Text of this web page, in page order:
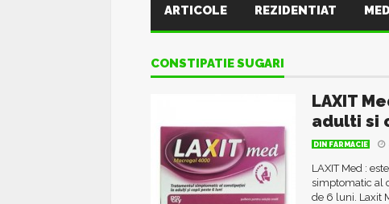
ARTICOLE REZIDENTIAT
CONSTIPATIE SUGARI
LAXIT
adulti si
DIN FARMACIE
LAXIT Med :
simptomatic al
de 6 luni. Laxit